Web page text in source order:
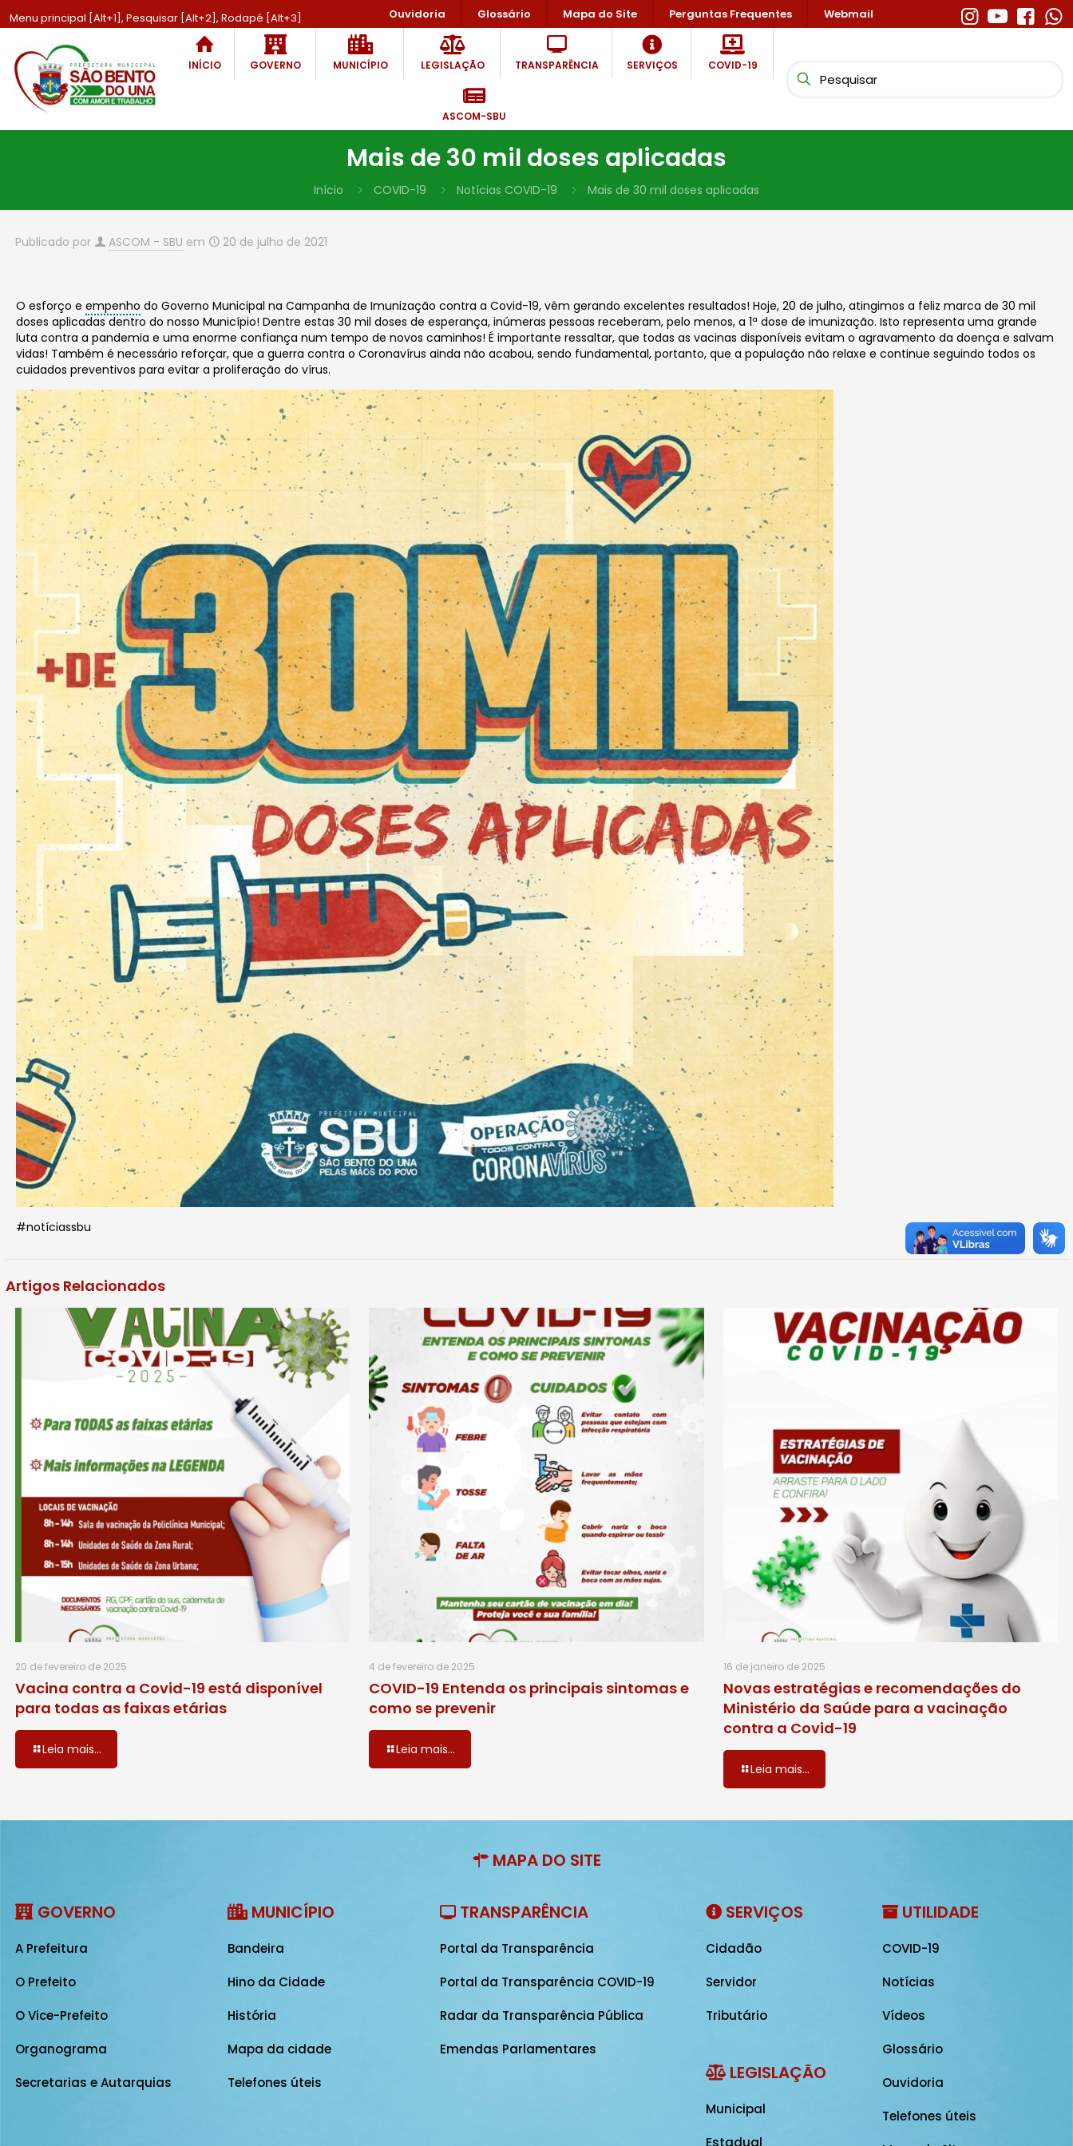
Menu principal [Alt+1], Pesquisar [Alt+2], Rodapé [Alt+3] Ouvidoria Glossário Mapa do Site Perguntas Frequentes Webmail
INÍCIO GOVERNO MUNICÍPIO LEGISLAÇÃO TRANSPARÊNCIA SERVIÇOS COVID-19
ASCOM-SBU
Mais de 30 mil doses aplicadas
Início COVID-19 Notícias COVID-19 Mais de 30 mil doses aplicadas
Publicado por ASCOM - SBU em 20 de julho de 2021
O esforço eempenho do Governo Municipal na Campanha de Imunização contra a Covid-19, vêm gerando excelentes resultados! Hoje, 20 de julho, atingimos a feliz marca de 30 mil
doses aplicadas dentro do nosso Município! Dentre estas 30 mil doses de esperança, inúmeras pessoas receberam, pelo menos, a 1ª dose de imunização. Isto representa uma grande
luta contra a pandemia e uma enorme confiança num tempo de novos caminhos! É importante ressaltar, que todas as vacinas disponíveis evitam o agravamento da doença e salvam
vidas! Também é necessário reforçar, que a guerra contra o Coronavírus ainda não acabou, sendo fundamental, portanto, que a população não relaxe e continue seguindo todos os
cuidados preventivos para evitar a proliferação do vírus.
#notíciassbu
Artigos Relacionados
20 de fevereiro de 2025
Vacina contra a Covid-19 está disponível
para todas as faixas etárias
Leia mais...
4 de fevereiro de 2025
COVID-19 Entenda os principais sintomas e
como se prevenir
Leia mais...
16 de janeiro de 2025
Novas estratégias e recomendações do
Ministério da Saúde para a vacinação
contra a Covid-19
Leia mais...
MAPA DO SITE
GOVERNO
A Prefeitura
O Prefeito
O Vice-Prefeito
Organograma
Secretarias e Autarquias
MUNICÍPIO
Bandeira
Hino da Cidade
História
Mapa da cidade
Telefones úteis
TRANSPARÊNCIA
Portal da Transparência
Portal da Transparência COVID-19
Radar da Transparência Pública
Emendas Parlamentares
SERVIÇOS
Cidadão
Servidor
Tributário
LEGISLAÇÃO
Municipal
UTILIDADE
COVID-19
Notícias
Vídeos
Glossário
Ouvidoria
Telefones úteis